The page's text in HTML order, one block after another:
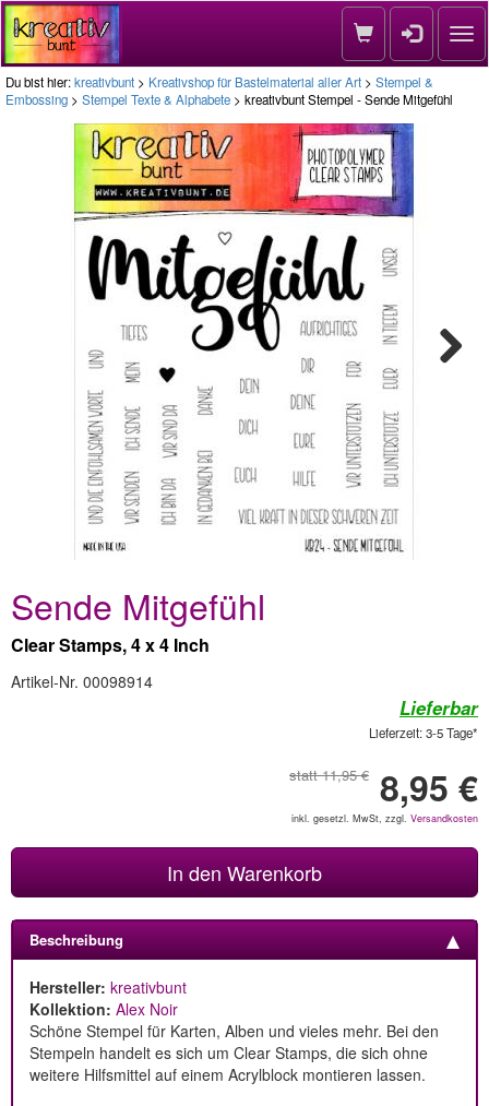
Du bist hier:kreativbunt > Kreativshop für Bastelmaterial aller Art > Stempel &
Embossing > Stempel Texte & Alphabete > kreativbunt Stempel - Sende Mitgefühl
Sende Mitgefühl
Clear Stamps, 4 x 4 Inch
Artikel-Nr. 00098914
Lieferbar
Lieferzeit: 3-5 Tage*
8,95 €
statt 11,95 €
inkl. gesetzl. MwSt, zzgl. Versandkosten
In den Warenkorb
Beschreibung
Hersteller: kreativbunt
Kollektion: Alex Noir
Schöne Stempel für Karten, Alben und vieles mehr. Bei den
Stempeln handelt es sich um Clear Stamps, die sich ohne
weitere Hilfsmittel auf einem Acrylblock montieren lassen.